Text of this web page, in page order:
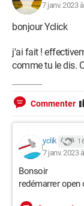
7 janv. 2023
bonjour Yclick
j'ai fait !
comme tu le dis.
Commenter
yclik 1
7 janv. 2023
Bonsoir
redémarrer